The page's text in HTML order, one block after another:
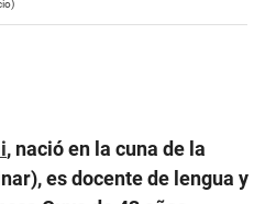
, nació en la cuna de la
es docente de lengua y